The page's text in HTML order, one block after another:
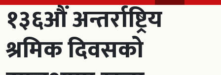
१३६औं अन्तर्राष्ट्रिय
श्रमिक दिवसको